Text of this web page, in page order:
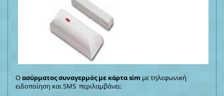
Οασύρματος συναγερμός με κάρτα sim με τηλεφωνική
ειδοποίηση και SMS περιλαμβάνει: